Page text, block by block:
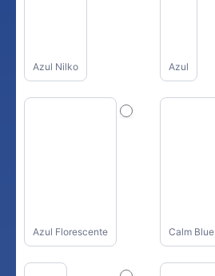
Azul Nilko Azul
Azul Florescente Calm Blue